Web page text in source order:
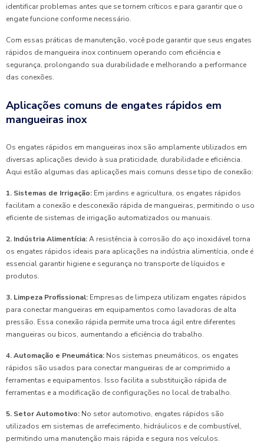
identificar problemas antes que se tornem críticos e para garantir que o
engate funcione conforme necessário.
Com essas práticas de manutenção, você pode garantir que seus engates
rápidos de mangueira inox continuem operando com eficiência e
segurança, prolongando sua durabilidade e melhorando a performance
das conexões.
Aplicações comuns de engates rápidos em
mangueiras inox
Os engates rápidos em mangueiras inox são amplamente utilizados em
diversas aplicações devido à sua praticidade, durabilidade e eficiência.
Aqui estão algumas das aplicações mais comuns desse tipo de conexão:
1. Sistemas de Irrigação: Em jardins e agricultura, os engates rápidos
facilitam a conexão e desconexão rápida de mangueiras, permitindo o uso
eficiente de sistemas de irrigação automatizados ou manuais.
2. Indústria Alimentícia:A resistência à corrosão do aço inoxidável torna
os engates rápidos ideais para aplicações na indústria alimentícia, onde é
essencial garantir higiene e segurança no transporte de líquidos e
produtos.
3. Limpeza Profissional: Empresas de limpeza utilizam engates rápidos
para conectar mangueiras em equipamentos como lavadoras de alta
pressão. Essa conexão rápida permite uma troca ágil entre diferentes
mangueiras ou bicos, aumentando a eficiência do trabalho.
4. Automação e Pneumática: Nos sistemas pneumáticos, os engates
rápidos são usados para conectar mangueiras de ar comprimido a
ferramentas e equipamentos. Isso facilita a substituição rápida de
ferramentas e a modificação de configurações no local de trabalho.
5. Setor Automotivo: No setor automotivo, engates rápidos são
utilizados em sistemas de arrefecimento, hidráulicos e de combustível,
permitindo uma manutenção mais rápida e segura nos veículos.